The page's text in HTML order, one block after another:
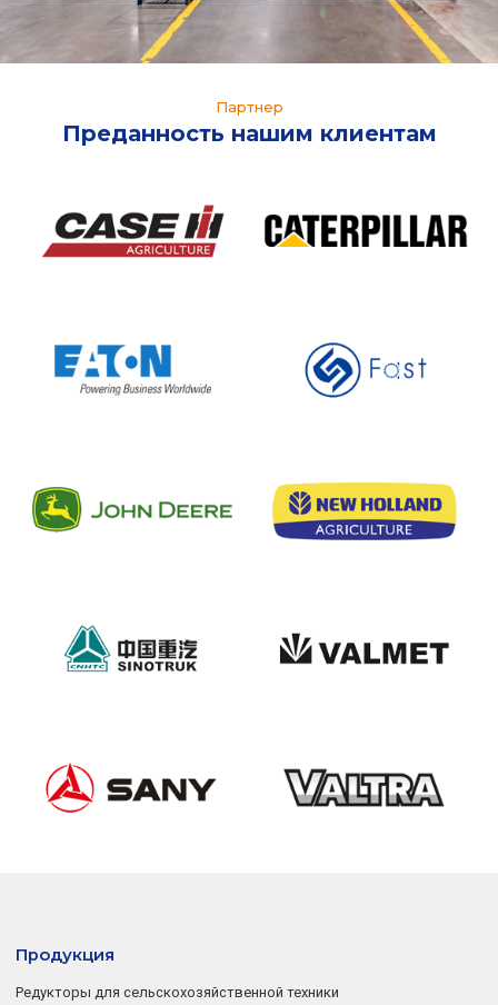
Партнер
Преданность нашим клиентам
Продукция
Редукторы для сельскохозяйственной техники